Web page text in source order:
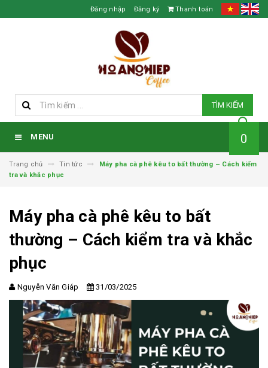
Đăng nhập Đăng ký Thanh toán
TÌM KIẾM
MENU 0
Trang chủ Tin tức
Máy pha cà phê kêu to bất thường – Cách kiểm
tra và khắc phục
Máy pha cà phê kêu to bất
thường – Cách kiểm tra và khắc
phục
Nguyễn Văn Giáp 31/03/2025